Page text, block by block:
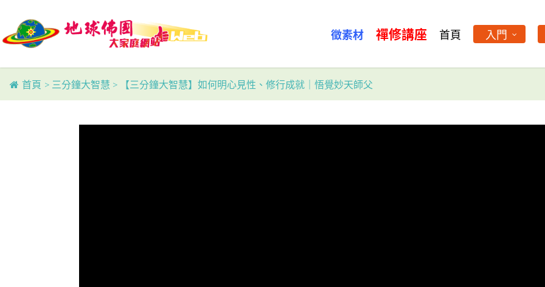
main
content
徵素材 禪修講座 首頁 入門
首頁 > 三分鐘大智慧 > 【三分鐘大智慧】如何明心見性、修行成就｜悟覺妙天師父